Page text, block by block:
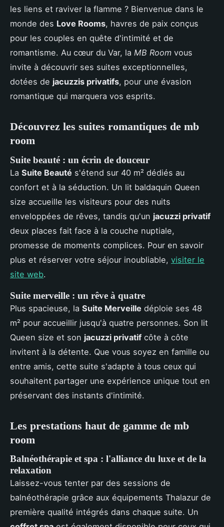
les liens et raviver la flamme ? Bienvenue dans le
monde des Love Rooms, havres de paix conçus
pour les couples en quête d'intimité et de
romantisme. Au cœur du Var, la MB Room vous
invite à découvrir ses suites exceptionnelles,
dotées de jacuzzis privatifs, pour une évasion
romantique qui marquera vos esprits.
Découvrez les suites romantiques de mb
room
Suite beauté : un écrin de douceur
La Suite Beauté s'étend sur 40 m² dédiés au
confort et à la séduction. Un lit baldaquin Queen
size accueille les visiteurs pour des nuits
enveloppées de rêves, tandis qu'un jacuzzi privatif
deux places fait face à la couche nuptiale,
promesse de moments complices. Pour en savoir
plus et réserver votre séjour inoubliable, visiter le
site web.
Suite merveille : un rêve à quatre
Plus spacieuse, la Suite Merveille déploie ses 48
m² pour accueillir jusqu'à quatre personnes. Son lit
Queen size et son jacuzzi privatif côte à côte
invitent à la détente. Que vous soyez en famille ou
entre amis, cette suite s'adapte à tous ceux qui
souhaitent partager une expérience unique tout en
préservant des instants d'intimité.
Les prestations haut de gamme de mb
room
Balnéothérapie et spa : l'alliance du luxe et de la
relaxation
Laissez-vous tenter par des sessions de
balnéothérapie grâce aux équipements Thalazur de
première qualité intégrés dans chaque suite. Un